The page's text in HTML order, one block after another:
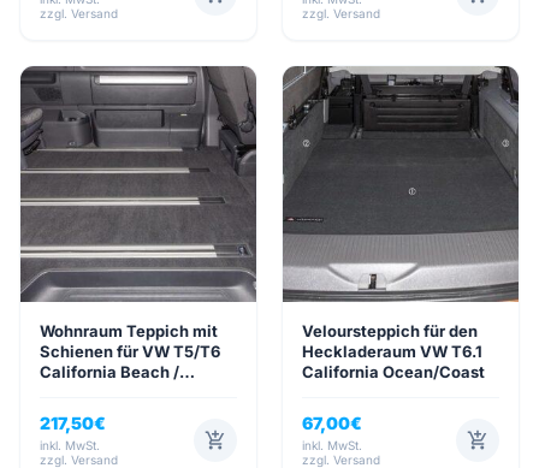
zzgl. Versand
zzgl. Versand
Wohnraum Teppich mit
Schienen für VW T5/T6
California Beach /
217,50€
inkl. MwSt.
zzgl. Versand
add_shopping_cart
Veloursteppich für den
Heckladeraum VW T6.1
California Ocean/Coast
67,00€
inkl. MwSt.
zzgl. Versand
add_shopping_cart